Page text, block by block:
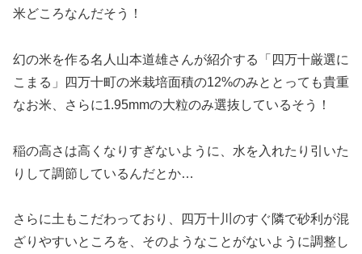
米どころなんだそう！
幻の米を作る名人山本道雄さんが紹介する「四万十厳選に
こまる」四万十町の米栽培面積の12%のみととっても貴重
なお米、さらに1.95mmの大粒のみ選抜しているそう！
稲の高さは高くなりすぎないように、水を入れたり引いた
りして調節しているんだとか…
さらに土もこだわっており、四万十川のすぐ隣で砂利が混
ざりやすいところを、そのようなことがないように調整し